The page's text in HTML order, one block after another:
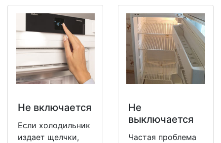
Не включается
Если холодильник
издает щелчки,
Не
выключается
Частая проблема